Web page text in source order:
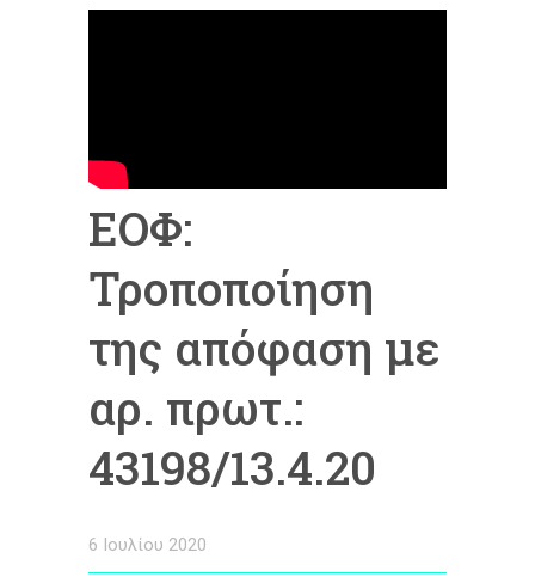
ΕΟΦ:
Τροποποίηση
της απόφαση με
αρ. πρωτ.:
43198/13.4.20
6 Ιουλίου 2020